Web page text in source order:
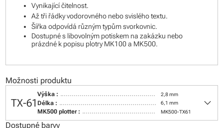
Vynikající čitelnost.
Až tři řádky vodorovného nebo svislého textu.
Šířka odpovídá různým typům svorkovnic.
Dostupné s libovolným potiskem na zakázku nebo
prázdné k popisu plotry MK100 a MK500.
Možnosti produktu
TX-61
Výška : 2,8 mm
Délka : 6,1 mm
MK500 plotter : MK500-TX61 keyboard_arrow_down
Dostupné barvy